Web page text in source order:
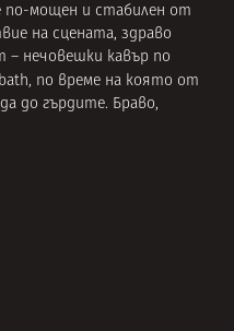
по-мощен и стабилен от
на сцената, здраво
– нечовешки кавър по
по време на която от
до гърдите. Браво,